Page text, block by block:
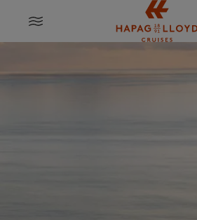
Springe zum Hauptinhalt
MENU